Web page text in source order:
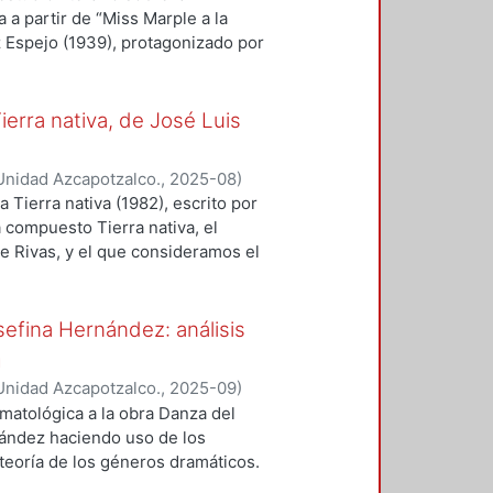
libre presenta variaciones y
se ha modificado conforme al
a partir de “Miss Marple a la
(1939), protagonizado por
de narrativa policiaca, se hará
línea narrativa y se recurrirá a
del género policiaco. Mas
triunfa en el cuento, el objetivo
para las mujeres escritoras,
cuento, para después
la relación entre su camino
por Joseph Campbell y
nativa, de José Luis
Azcapotzalco., 2025-08)
Tierra nativa (1982), escrito por
Tierra nativa, el
Rivas, y el que consideramos el
mexicana. Nos interesa, más
de su composición, para, de
y realizaciones
de la lírica mexicana,
realizaciones formales son
estadios anteriores del
del contexto sociopolítico y
Hernández: análisis
Azcapotzalco., 2025-09)
a la obra Danza del
haciendo uso de los
de los géneros dramáticos.